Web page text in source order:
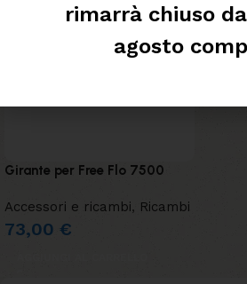
Girante per Free Flo 7500
Accessori e ricambi, Ricambi
73,00 €
rimarrà chiuso
agosto